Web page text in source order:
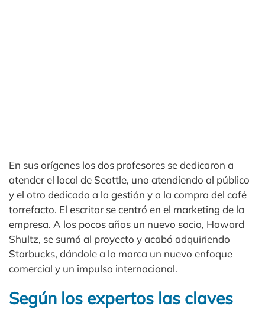
En sus orígenes los dos profesores se dedicaron a
atender el local de Seattle, uno atendiendo al público
y el otro dedicado a la gestión y a la compra del café
torrefacto. El escritor se centró en el marketing de la
empresa. A los pocos años un nuevo socio, Howard
Shultz, se sumó al proyecto y acabó adquiriendo
Starbucks, dándole a la marca un nuevo enfoque
comercial y un impulso internacional.
Según los expertos las claves